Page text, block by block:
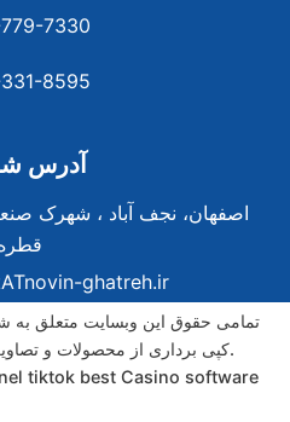
7330
8595
آدرس
اصفهان، نجف آباد ، شهرک
ghatreh.ir
تمامی حقوق این وبسایت متعلق به
کپی برداری از محصولات و تصاویر پیگرد قانونی خواهد داشت.
tiktok best Casino software